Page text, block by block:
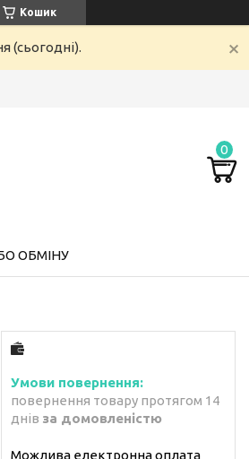
Кошик
(сьогодні).
ОБМІНУ
повернення товару протягом 14
днів за домовленістю